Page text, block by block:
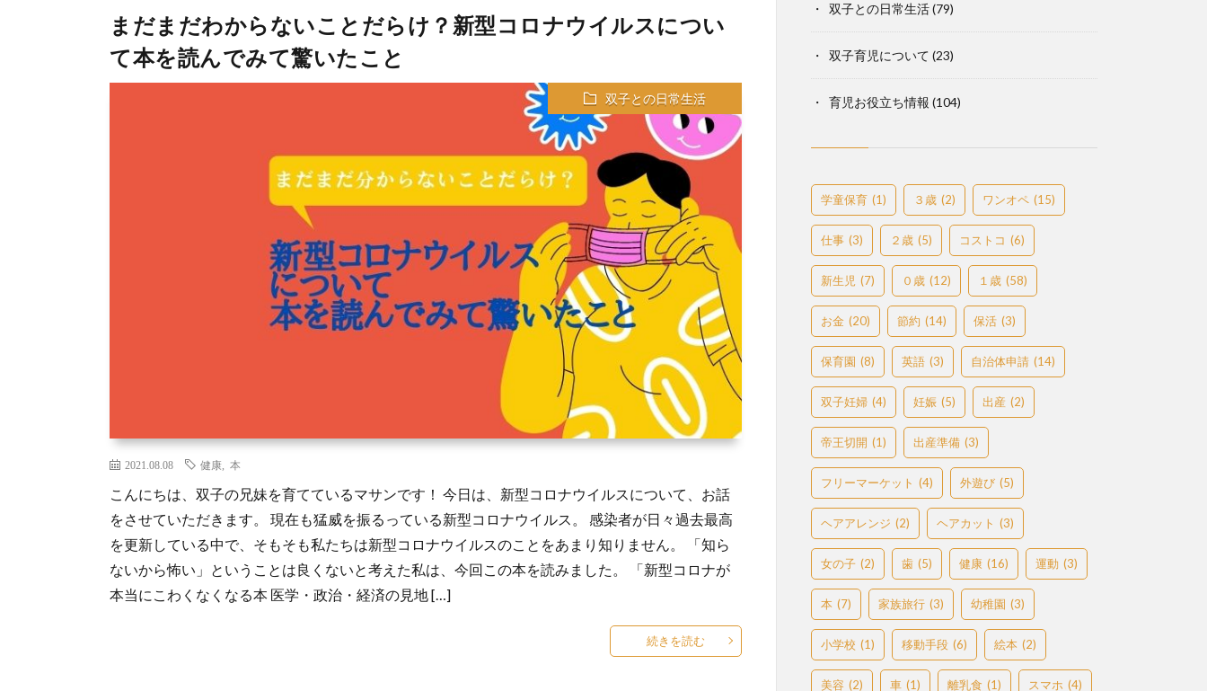
まだまだわからないことだらけ？新型コロナウイルスについ
て本を読んでみて驚いたこと
双子との日常生活
2021.08.08 健康 本
こんにちは、双子の兄妹を育てているマサンです！ 今日は、新型コロナウイルスについて、お話
をさせていただきます。 現在も猛威を振るっている新型コロナウイルス。 感染者が日々過去最高
を更新している中で、そもそも私たちは新型コロナウイルスのことをあまり知りません。 「知ら
ないから怖い」ということは良くないと考えた私は、今回この本を読みました。 「新型コロナが
本当にこわくなくなる本 医学・政治・経済の見地 […]
続きを読む
双子との日常生活(79)
双子育児について (23)
育児お役立ち情報 (104)
学童保育 (1) ３歳 (2) ワンオペ (15)
仕事 (3) ２歳 (5) コストコ (6)
新生児 (7) ０歳 (12) １歳 (58)
お金 (20) 節約 (14) 保活 (3)
保育園 (8) 英語 (3) 自治体申請 (14)
双子妊婦 (4) 妊娠 (5) 出産 (2)
帝王切開 (1) 出産準備 (3)
フリーマーケット (4) 外遊び (5)
ヘアアレンジ (2) ヘアカット (3)
女の子 (2) 歯 (5) 健康 (16) 運動 (3)
本 (7) 家族旅行 (3) 幼稚園 (3)
小学校 (1) 移動手段 (6) 絵本 (2)
美容 (2) 車 (1) 離乳食 (1) スマホ (4)